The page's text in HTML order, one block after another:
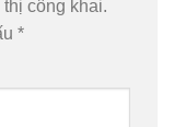
công khai.
*